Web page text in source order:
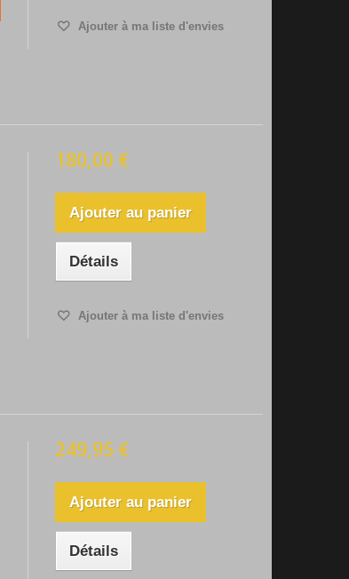
Ajouter à ma liste d'envies
180,00 €
Ajouter au panier
Détails
Ajouter à ma liste d'envies
249,95 €
Ajouter au panier
Détails